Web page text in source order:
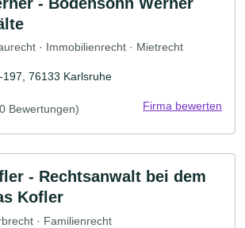
· Immobilienrecht · Mietrecht
76133 Karlsruhe
Bewertungen) Firma bewerten
- Rechtsanwalt bei dem
Kofler
· Familienrecht